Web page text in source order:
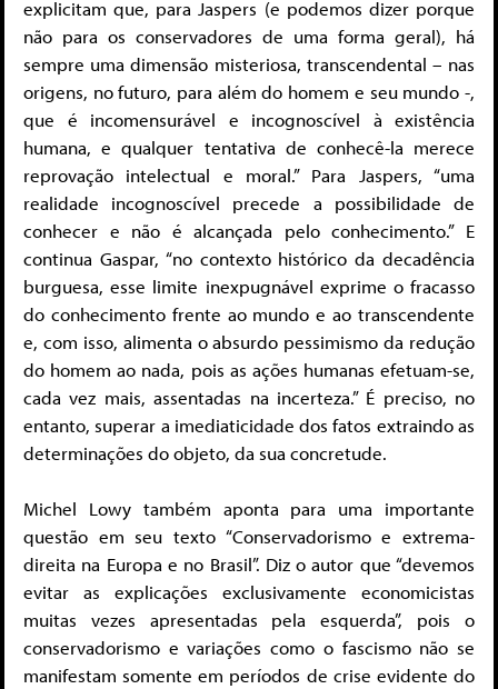
explicitam que, para Jaspers (e podemos dizer porque
não para os conservadores de uma forma geral), há
sempre uma dimensão misteriosa, transcendental – nas
origens, no futuro, para além do homem e seu mundo -,
que é incomensurável e incognoscível à existência
humana, e qualquer tentativa de conhecê-la merece
reprovação intelectual e moral.” Para Jaspers, “uma
realidade incognoscível precede a possibilidade de
conhecer e não é alcançada pelo conhecimento.” E
continua Gaspar, “no contexto histórico da decadência
burguesa, esse limite inexpugnável exprime o fracasso
do conhecimento frente ao mundo e ao transcendente
e, com isso, alimenta o absurdo pessimismo da redução
do homem ao nada, pois as ações humanas efetuam-se,
cada vez mais, assentadas na incerteza.” É preciso, no
entanto, superar a imediaticidade dos fatos extraindo as
determinações do objeto, da sua concretude.
Michel Lowy também aponta para uma importante
questão em seu texto “Conservadorismo e extrema-
direita na Europa e no Brasil”. Diz o autor que “devemos
evitar as explicações exclusivamente economicistas
muitas vezes apresentadas pela esquerda”, pois o
conservadorismo e variações como o fascismo não se
manifestam somente em períodos de crise evidente do